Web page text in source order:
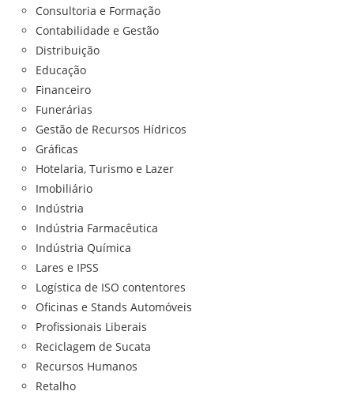
Consultoria e Formação
Contabilidade e Gestão
Distribuição
Educação
Financeiro
Funerárias
Gestão de Recursos Hídricos
Gráficas
Hotelaria, Turismo e Lazer
Imobiliário
Indústria
Indústria Farmacêutica
Indústria Química
Lares e IPSS
Logística de ISO contentores
Oficinas e Stands Automóveis
Profissionais Liberais
Reciclagem de Sucata
Recursos Humanos
Retalho